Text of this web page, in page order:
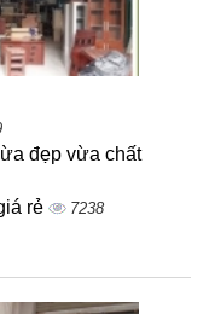
đẹp vừa chất
rẻ 7238